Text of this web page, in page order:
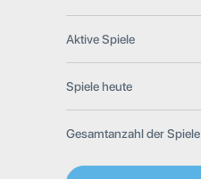
Aktive Spiele
Spiele heute
Gesamtanzahl der Spiele